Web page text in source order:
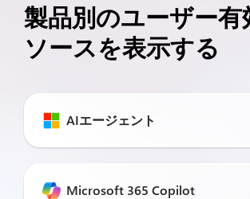
製品別のユーザー有
ソースを表示する
AIエージェント
Microsoft 365 Copilot